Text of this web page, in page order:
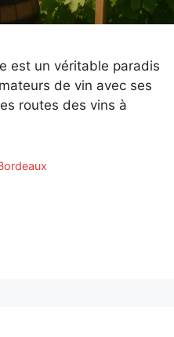
est un véritable paradis
de vin avec ses
routes des vins à